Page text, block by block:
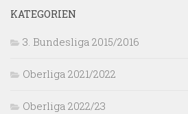
KATEGORIEN
3. Bundesliga 2015/2016
Oberliga 2021/2022
Oberliga 2022/23